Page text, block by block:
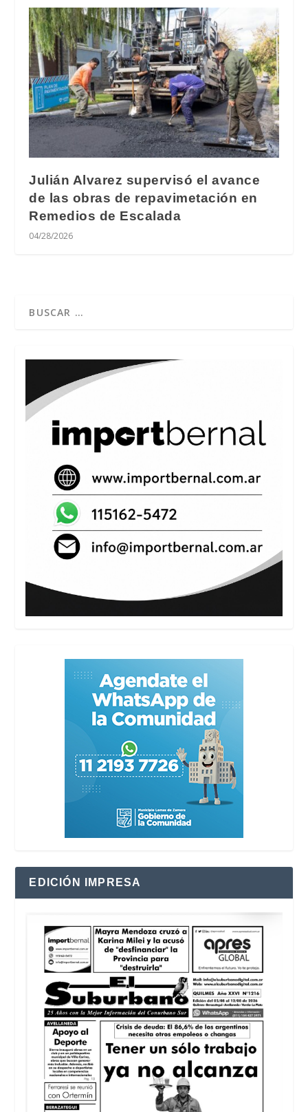
Julián Alvarez supervisó el avance
de las obras de repavimetación en
Remedios de Escalada
04/28/2026
EDICIÓN IMPRESA